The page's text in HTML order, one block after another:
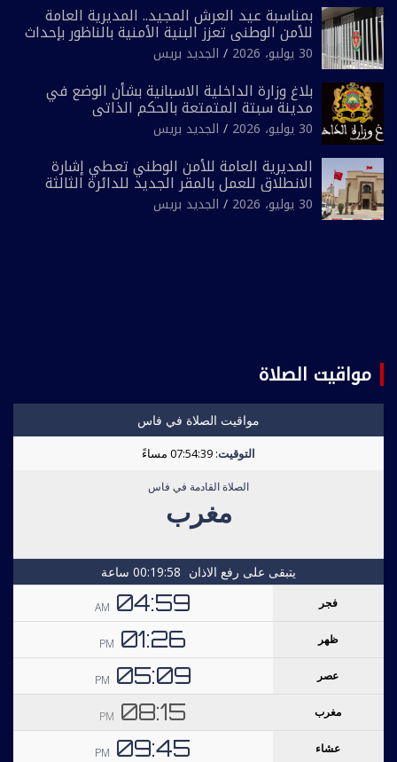
بمناسبة عيد العرش المجيد.. المديرية العامة
للأمن الوطني تعزز البنية الأمنية بالناظور بإحداث
فرقتين جديدتين
30 يوليو، 2026 الجديد بريس
بلاغ وزارة الداخلية الاسبانية بشأن الوضع في
مدينة سبتة المتمتعة بالحكم الذاتي
30 يوليو، 2026 الجديد بريس
المديرية العامة للأمن الوطني تعطي إشارة
الانطلاق للعمل بالمقر الجديد للدائرة الثالثة
للشرطة بولاية أمن العيون
30 يوليو، 2026 الجديد بريس
مواقيت الصلاة